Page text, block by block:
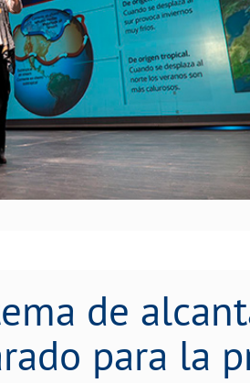
de
para la